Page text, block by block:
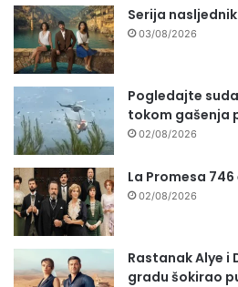
Serija
03/08/2026
Pogledajte
tokom gašenja
02/08/2026
La Promesa
02/08/2026
Rastanak Alye i
gradu šokirao